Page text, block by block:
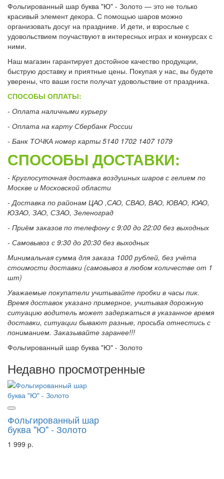
Фольгированный шар буква "Ю" - Золото — это не только
красивый элемент декора. С помощью шаров можно
организовать досуг на празднике. И дети, и взрослые с
удовольствием поучаствуют в интересных играх и конкурсах с
ними.
Наш магазин гарантирует достойное качество продукции,
быструю доставку и приятные цены. Покупая у нас, вы будете
уверены, что ваши гости получат удовольствие от праздника.
СПОСОБЫ ОПЛАТЫ:
- Оплата наличными курьеру
- Оплата на карту Сбербанк России
- Банк ТОЧКА номер карты 5140 1702 1407 1079
СПОСОБЫ ДОСТАВКИ:
- Круглосуточная доставка воздушных шаров с гелием по
Москве и Московской области
- Доставка по районам ЦАО ,САО, СВАО, ВАО, ЮВАО, ЮАО,
ЮЗАО, ЗАО, СЗАО, Зеленоград
- Приём заказов по телефону с 9:00 до 22:00 без выходных
- Самовывоз с 9:30 до 20:30 без выходных
Минимальная сумма для заказа 1000 рублей, без учёта
стоимости доставки (самовывоз в любом количестве от 1
шт)
Уважаемые покупатели учитывайте пробки в часы пик.
Время доставок указано примерное, учитывая дорожную
ситуацию водитель может задержаться в указанное время
доставки, ситуации бывают разные, просьба отнестись с
пониманием. Заказывайте заранее!!!
Фольгированный шар буква "Ю" - Золото
Недавно просмотренные
Фольгированный шар
буква "Ю" - Золото
1 999 р.